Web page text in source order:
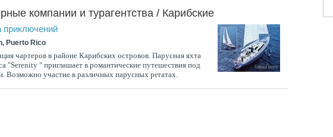
компании и турагентства / Карибские
приключений
Puerto Rico
чартеров в районе Карибских островов. Парусная яхта
"Serenity " приглашает в романтические путешествия под
Возможно участие в различных парусных регатах.